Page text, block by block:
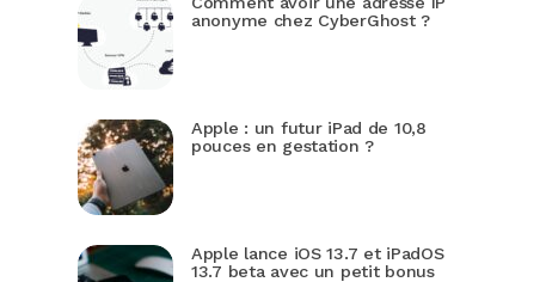
anonyme chez CyberGhost ?
Apple : un futur iPad de 10,8
pouces en gestation ?
Apple lance iOS 13.7 et iPadOS
13.7 beta avec un petit bonus